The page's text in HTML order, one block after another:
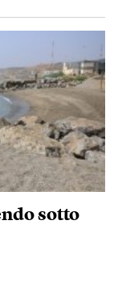
sotto